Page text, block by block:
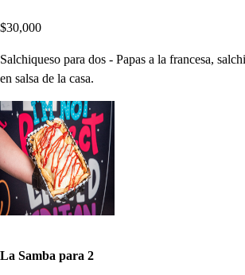
$30,000
Salchiqueso para dos - Papas a la francesa,
en salsa de la casa.
La Samba para 2